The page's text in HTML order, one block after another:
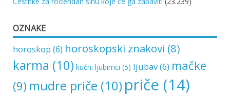
OZNAKE
horoskop (6) horoskopski znakovi (8)
karma (10) kućni ljubimci (5) ljubav(6) mačke
(9) mudre priče (10) priče (14)